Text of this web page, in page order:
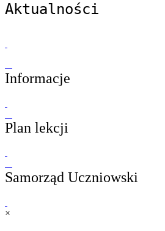
Aktualności
Informacje
Plan lekcji
Samorząd Uczniowski
×